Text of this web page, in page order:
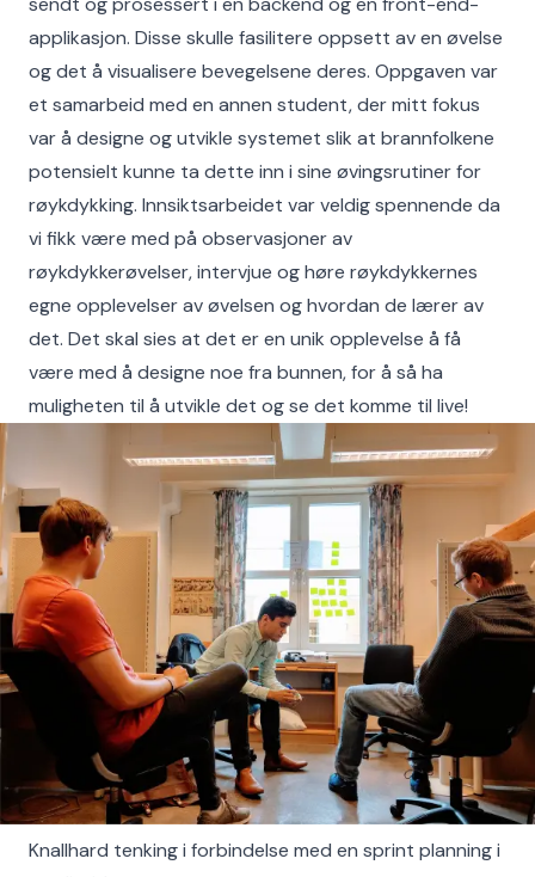
applikasjon. Disse skulle fasilitere oppsett av en øvelse
og det å visualisere bevegelsene deres. Oppgaven var
et samarbeid med en annen student, der mitt fokus
var å designe og utvikle systemet slik at brannfolkene
potensielt kunne ta dette inn i sine øvingsrutiner for
røykdykking. Innsiktsarbeidet var veldig spennende da
vi fikk være med på observasjoner av
røykdykkerøvelser, intervjue og høre røykdykkernes
egne opplevelser av øvelsen og hvordan de lærer av
det. Det skal sies at det er en unik opplevelse å få
være med å designe noe fra bunnen, for å så ha
muligheten til å utvikle det og se det komme til live!
Knallhard tenking i forbindelse med en sprint planning i